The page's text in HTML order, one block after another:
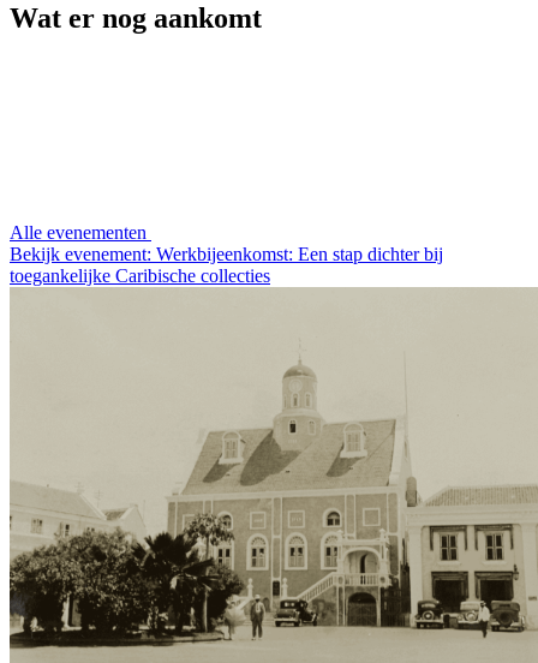
Wat er nog aankomt
Alle evenementen
Bekijk evenement: Werkbijeenkomst: Een stap dichter bij
toegankelijke Caribische collecties